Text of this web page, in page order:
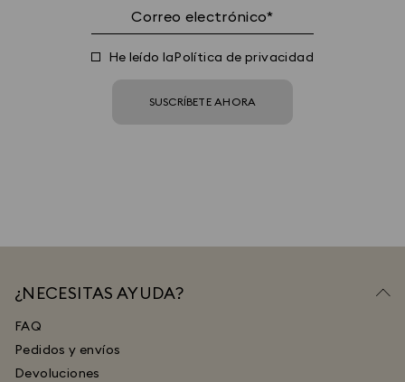
He leído laPolítica de privacidad
SUSCRÍBETE AHORA
¿NECESITAS AYUDA?
FAQ
Pedidos y envíos
Devoluciones